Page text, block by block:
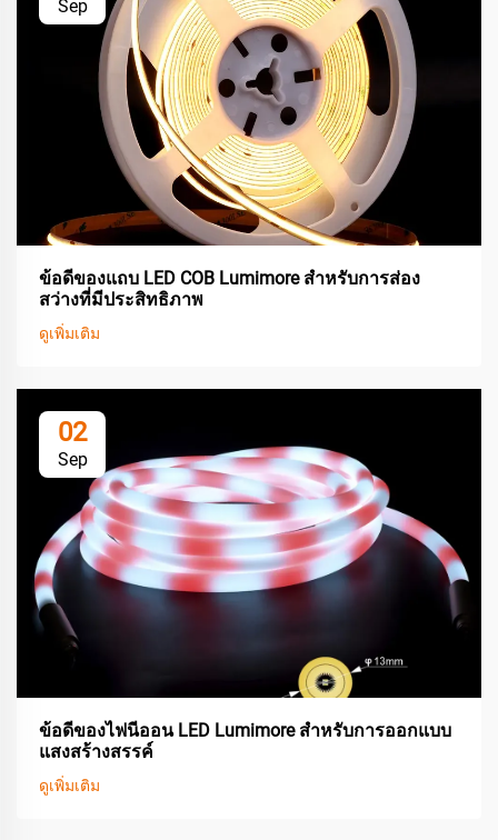
Sep
ข้อดีของแถบ LED COB Lumimore สำหรับการส่อง
สว่างที่มีประสิทธิภาพ
ดูเพิ่มเติม
02
Sep
ข้อดีของไฟนีออน LED Lumimore สำหรับการออกแบบ
แสงสร้างสรรค์
ดูเพิ่มเติม